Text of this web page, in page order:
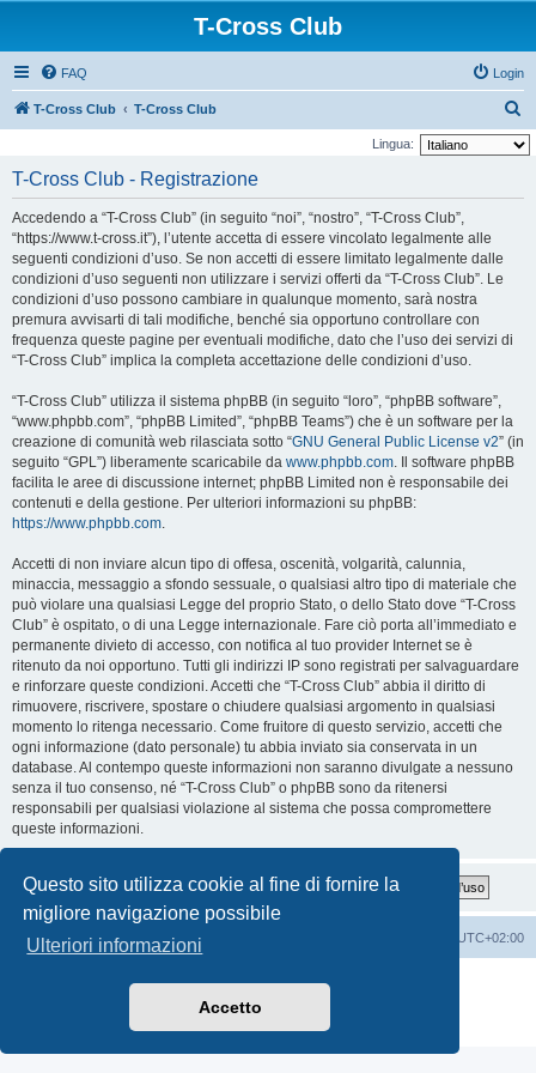
Questo sito utilizza cookie al fine di fornire la
migliore navigazione possibile
Ulteriori informazioni
Accetto
T-Cross Club
FAQ Login
T-Cross Club T-Cross Club
e
Lingua:
T-Cross Club - Registrazione
Accedendo a “T-Cross Club” (in seguito “noi”, “nostro”, “T-Cross Club”,
“https://www.t-cross.it”), l’utente accetta di essere vincolato legalmente alle
seguenti condizioni d’uso. Se non accetti di essere limitato legalmente dalle
condizioni d’uso seguenti non utilizzare i servizi offerti da “T-Cross Club”. Le
condizioni d’uso possono cambiare in qualunque momento, sarà nostra
premura avvisarti di tali modifiche, benché sia opportuno controllare con
frequenza queste pagine per eventuali modifiche, dato che l’uso dei servizi di
“T-Cross Club” implica la completa accettazione delle condizioni d’uso.
“T-Cross Club” utilizza il sistema phpBB (in seguito “loro”, “phpBB software”,
“www.phpbb.com”, “phpBB Limited”, “phpBB Teams”) che è un software per la
creazione di comunità web rilasciata sotto “GNU General Public License v2” (in
seguito “GPL”) liberamente scaricabile da www.phpbb.com. Il software phpBB
facilita le aree di discussione internet; phpBB Limited non è responsabile dei
contenuti e della gestione. Per ulteriori informazioni su phpBB:
https://www.phpbb.com.
Accetti di non inviare alcun tipo di offesa, oscenità, volgarità, calunnia,
minaccia, messaggio a sfondo sessuale, o qualsiasi altro tipo di materiale che
può violare una qualsiasi Legge del proprio Stato, o dello Stato dove “T-Cross
Club” è ospitato, o di una Legge internazionale. Fare ciò porta all’immediato e
permanente divieto di accesso, con notifica al tuo provider Internet se è
ritenuto da noi opportuno. Tutti gli indirizzi IP sono registrati per salvaguardare
e rinforzare queste condizioni. Accetti che “T-Cross Club” abbia il diritto di
rimuovere, riscrivere, spostare o chiudere qualsiasi argomento in qualsiasi
momento lo ritenga necessario. Come fruitore di questo servizio, accetti che
ogni informazione (dato personale) tu abbia inviato sia conservata in un
database. Al contempo queste informazioni non saranno divulgate a nessuno
senza il tuo consenso, né “T-Cross Club” o phpBB sono da ritenersi
responsabili per qualsiasi violazione al sistema che possa compromettere
queste informazioni.
T-Cross Club T-Cross Club UTC+02:00
Traduzione Italiana